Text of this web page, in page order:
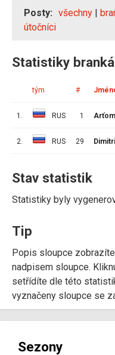
Posty: všechny |
útočníci
Statistiky
tým #
1. RUS 1
2. RUS 29
Stav statistik
Statistiky byly
Tip
Popis sloupce
nadpisem sloupce.
setřídíte dle této
vyznačeny sloupce se
Sezony